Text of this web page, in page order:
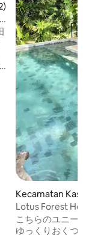
件、5つ星中4.96つ
Kecamatan
Lotus Forest
こちらのユニーク
ゆっくりおくつろ